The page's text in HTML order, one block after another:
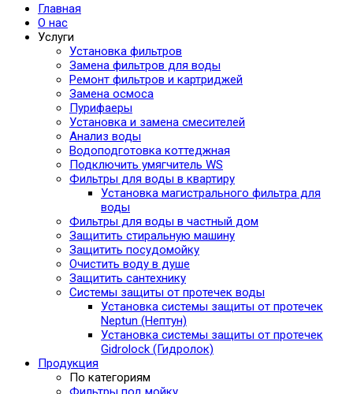
Главная
О нас
Услуги
Установка фильтров
Замена фильтров для воды
Ремонт фильтров и картриджей
Замена осмоса
Пурифаеры
Установка и замена смесителей
Анализ воды
Водоподготовка коттеджная
Подключить умягчитель WS
Фильтры для воды в квартиру
Установка магистрального фильтра для
воды
Фильтры для воды в частный дом
Защитить стиральную машину
Защитить посудомойку
Очистить воду в душе
Защитить сантехнику
Системы защиты от протечек воды
Установка системы защиты от протечек
Neptun (Нептун)
Установка системы защиты от протечек
Gidrolock (Гидролок)
Продукция
По категориям